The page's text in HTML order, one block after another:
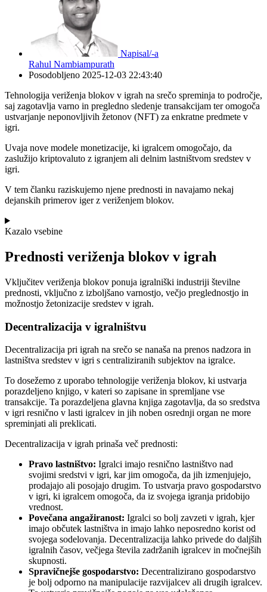
Napisal/-a
Rahul Nambiampurath
Posodobljeno 2025-12-03 22:43:40
Tehnologija veriženja blokov v igrah na srečo spreminja to področje,
saj zagotavlja varno in pregledno sledenje transakcijam ter omogoča
ustvarjanje neponovljivih žetonov (NFT) za enkratne predmete v
igri.
Uvaja nove modele monetizacije, ki igralcem omogočajo, da
zaslužijo kriptovaluto z igranjem ali delnim lastništvom sredstev v
igri.
V tem članku raziskujemo njene prednosti in navajamo nekaj
dejanskih primerov iger z veriženjem blokov.
Kazalo vsebine
Prednosti veriženja blokov v igrah
Vključitev veriženja blokov ponuja igralniški industriji številne
prednosti, vključno z izboljšano varnostjo, večjo preglednostjo in
možnostjo žetonizacije sredstev v igrah.
Decentralizacija v igralništvu
Decentralizacija pri igrah na srečo se nanaša na prenos nadzora in
lastništva sredstev v igri s centraliziranih subjektov na igralce.
To dosežemo z uporabo tehnologije veriženja blokov, ki ustvarja
porazdeljeno knjigo, v kateri so zapisane in spremljane vse
transakcije. Ta porazdeljena glavna knjiga zagotavlja, da so sredstva
v igri resnično v lasti igralcev in jih noben osrednji organ ne more
spreminjati ali preklicati.
Decentralizacija v igrah prinaša več prednosti:
Pravo lastništvo: Igralci imajo resnično lastništvo nad
svojimi sredstvi v igri, kar jim omogoča, da jih izmenjujejo,
prodajajo ali posojajo drugim. To ustvarja pravo gospodarstvo
v igri, ki igralcem omogoča, da iz svojega igranja pridobijo
vrednost.
Povečana angažiranost: Igralci so bolj zavzeti v igrah, kjer
imajo občutek lastništva in imajo lahko neposredno korist od
svojega sodelovanja. Decentralizacija lahko privede do daljših
igralnih časov, večjega števila zadržanih igralcev in močnejših
skupnosti.
Spravičnejše gospodarstvo: Decentralizirano gospodarstvo
je bolj odporno na manipulacije razvijalcev ali drugih igralcev.